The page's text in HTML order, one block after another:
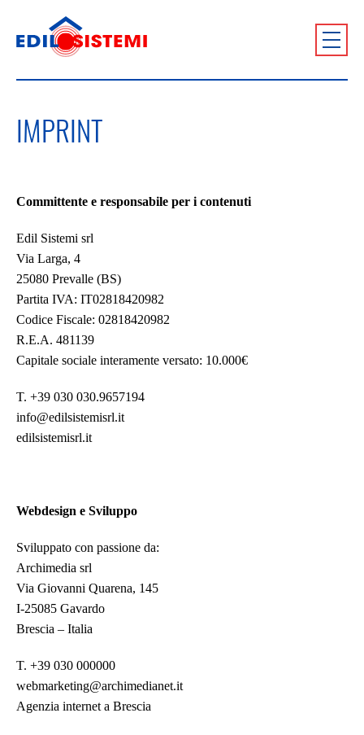
IMPRINT
Committente e responsabile per i contenuti
Edil Sistemi srl
Via Larga, 4
25080 Prevalle (BS)
Partita IVA: IT02818420982
Codice Fiscale: 02818420982
R.E.A. 481139
Capitale sociale interamente versato: 10.000€
T. +39 030 030.9657194
info@edilsistemisrl.it
edilsistemisrl.it
Webdesign e Sviluppo
Sviluppato con passione da:
Archimedia srl
Via Giovanni Quarena, 145
I-25085 Gavardo
Brescia – Italia
T. +39 030 000000
webmarketing@archimedianet.it
Agenzia internet a Brescia